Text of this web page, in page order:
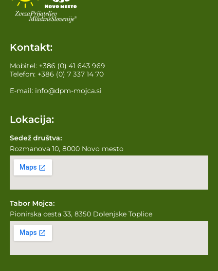
Kontakt:
Mobitel: +386 (0) 41 643 969
Telefon: +386 (0) 7 337 14 70
E-mail: info@dpm-mojca.si
Lokacija:
Sedež društva:
Rozmanova 10, 8000 Novo mesto
Tabor Mojca:
Pionirska cesta 33, 8350 Dolenjske Toplice